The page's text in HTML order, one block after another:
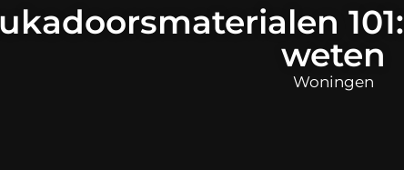
weten
Woningen